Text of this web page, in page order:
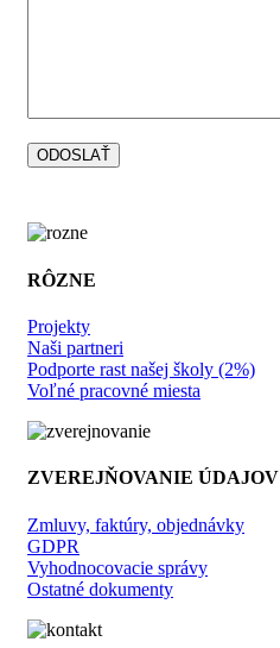
RÔZNE
Projekty
Naši partneri
Podporte rast našej školy (2%)
Voľné pracovné miesta
ZVEREJŇOVANIE ÚDAJOV
Zmluvy, faktúry, objednávky
GDPR
Vyhodnocovacie správy
Ostatné dokumenty